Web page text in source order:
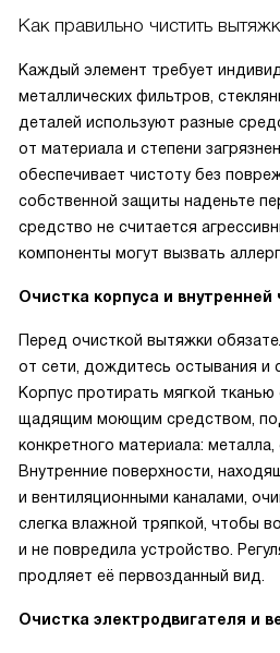
Как правильно чистить
Каждый элемент требует
металлических фильтров,
деталей используют разные
от материала и степени
обеспечивает чистоту без
собственной защиты наденьте
средство не считается
компоненты могут вызвать
Очистка корпуса и внутренней
Перед очисткой вытяжки
от сети, дождитесь остывания и
Корпус протирать мягкой
щадящим моющим средством,
конкретного материала: металла,
Внутренние поверхности,
и вентиляционными каналами,
слегка влажной тряпкой, чтобы
и не повредила устройство.
продляет её первозданный вид.
Очистка электродвигателя и